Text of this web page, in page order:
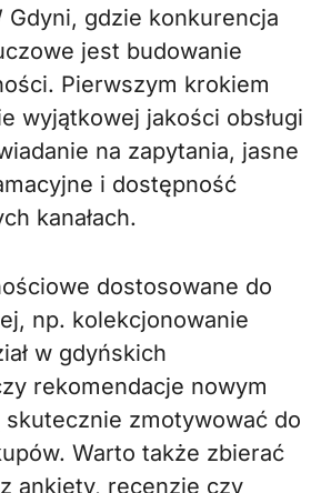
Gdyni, gdzie konkurencja
jest budowanie
Pierwszym krokiem
wyjątkowej jakości obsługi
na zapytania, jasne
i dostępność
kanałach.
dostosowane do
np. kolekcjonowanie
w gdyńskich
rekomendacje nowym
zmotywować do
Warto także zbierać
ankiety, recenzje czy